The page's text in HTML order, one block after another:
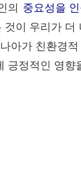
의 중요성을
것이 우리가 더
아가 친환경
긍정적인 영향